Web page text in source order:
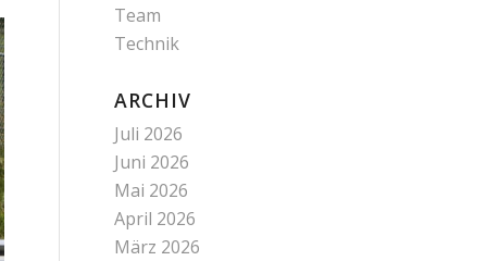
Team
Technik
ARCHIV
Juli 2026
Juni 2026
Mai 2026
April 2026
März 2026